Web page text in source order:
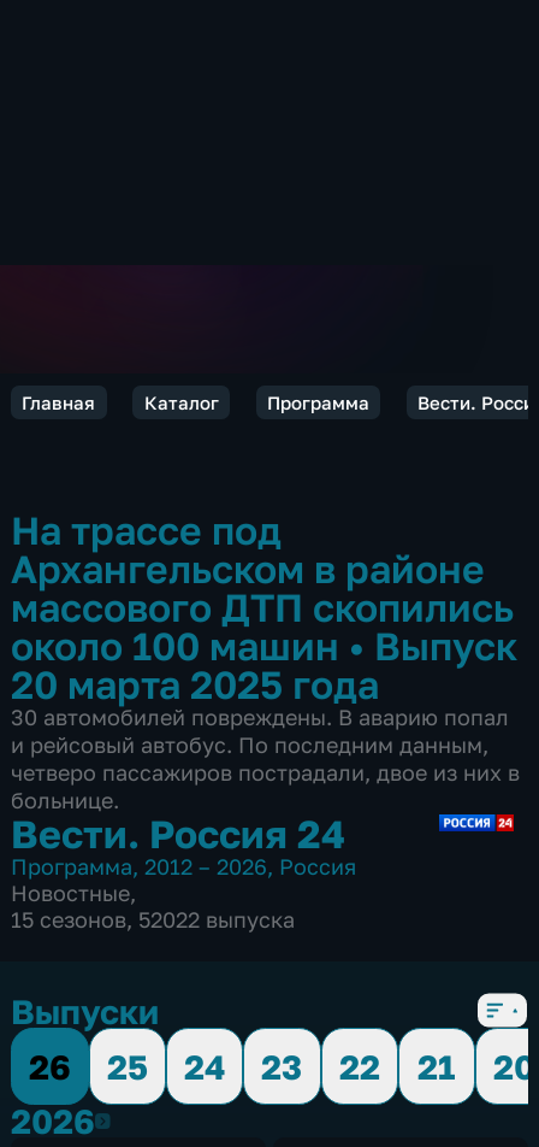
Главная Каталог Программа Вести.
На трассе под
Архангельском в районе
массового ДТП скопились
около 100 машин • Выпуск
20 марта 2025 года
30 автомобилей повреждены. В аварию попал
и рейсовый автобус. По последним данным,
четверо пассажиров пострадали, двое из них в
больнице.
Вести. Россия 24
Программа, 2012 – 2026, Россия
Новостные,
15 сезонов, 52022 выпуска
Выпуски
26
25 24 23 22 21
20
20262026